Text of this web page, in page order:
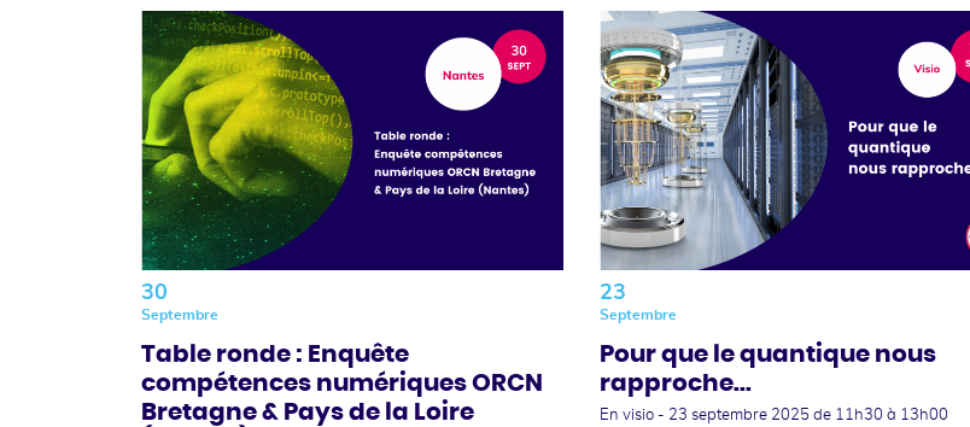
30
Septembre
Table ronde : Enquête
compétences numériques ORCN
Bretagne & Pays de la Loire
23
Septembre
Pour que le quantique nous
rapproche...
En visio - 23 septembre 2025 de 11h30 à 13h00